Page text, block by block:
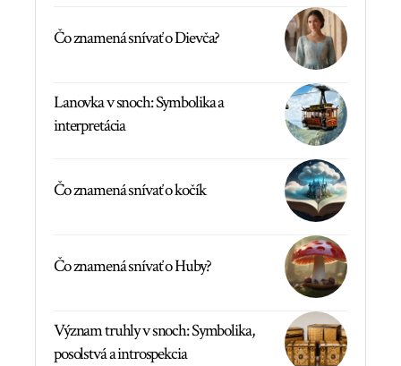
Čo znamená snívať o Dievča?
Lanovka v snoch: Symbolika a
interpretácia
Čo znamená snívať o kočík
Čo znamená snívať o Huby?
Význam truhly v snoch: Symbolika,
posolstvá a introspekcia